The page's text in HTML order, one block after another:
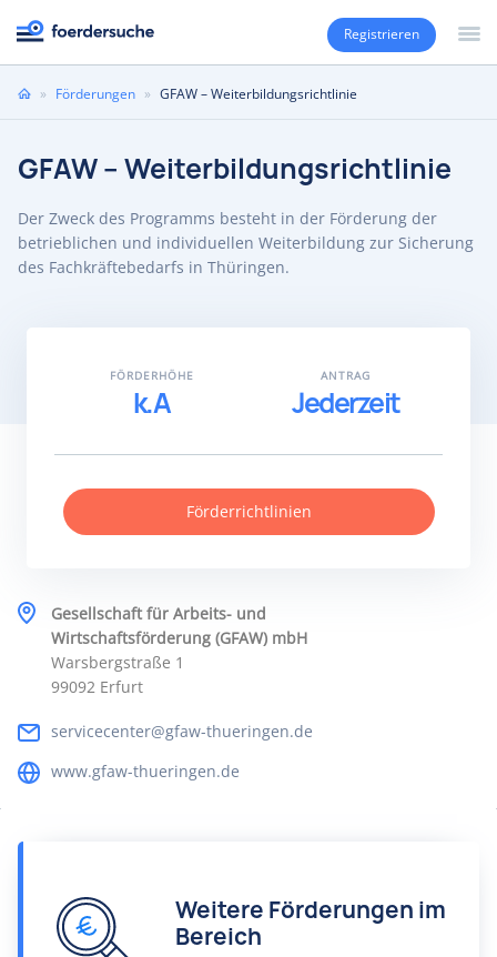
Registrieren
Sie» Förderungen » GFAW – Weiterbildungsrichtlinie
GFAW – Weiterbildungsrichtlinie
Der Zweck des Programms besteht in der Förderung der
betrieblichen und individuellen Weiterbildung zur Sicherung
des Fachkräftebedarfs in Thüringen.
Gesellschaft für Arbeits- und
Wirtschaftsförderung (GFAW) mbH
Warsbergstraße 1
99092 Erfurt
servicecenter@gfaw-thueringen.de
www.gfaw-thueringen.de
FÖRDERHÖHE
k.A
ANTRAG
Jederzeit
Förderrichtlinien
Weitere Förderungen im
Bereich